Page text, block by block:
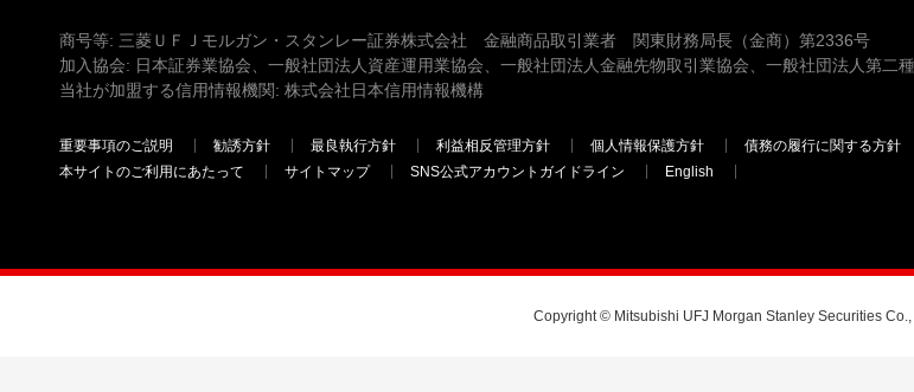
商号等: 三菱ＵＦＪモルガン・スタンレー証券株式会社 金融商品取引業者 関東財務局長（金商）第2336号
加入協会: 日本証券業協会、一般社団法人資産運用業協会、一般社団法人金融先物取引業協会、一般社団法人第二
当社が加盟する信用情報機関: 株式会社日本信用情報機構
重要事項のご説明 勧誘方針 最良執行方針 利益相反管理方針 個人情報保護方針 債務の履行に関する方針
本サイトのご利用にあたって
サイトマップ SNS公式アカウントガイドライン English
Copyright © Mitsubishi UFJ Morgan Stanley Securities